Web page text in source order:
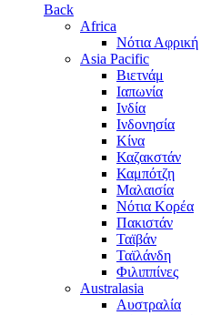
Back
Africa
Νότια Αφρική
Asia Pacific
Βιετνάμ
Ιαπωνία
Ινδία
Ινδονησία
Κίνα
Καζακστάν
Καμπότζη
Μαλαισία
Νότια Κορέα
Πακιστάν
Ταϊβάν
Ταϊλάνδη
Φιλιππίνες
Australasia
Αυστραλία